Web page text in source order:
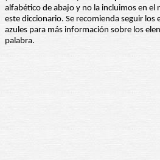
alfabético de abajo y no la incluimos en el
este diccionario. Se recomienda seguir los
azules para más información sobre los
palabra.